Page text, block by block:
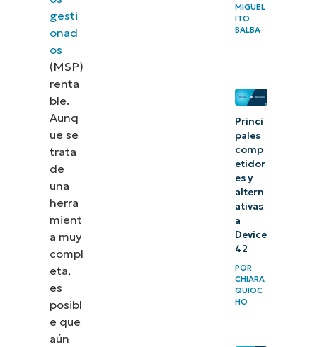
gesti
onad
os
(MSP)
renta
ble.
Aunq
ue se
trata
de
una
herra
mient
a muy
compl
eta,
es
posibl
e que
aún
MIGUEL
ITO
BALBA
Princi
pales
comp
etidor
es y
altern
ativas
a
Device
42
POR
CHIARA
QUIOC
HO